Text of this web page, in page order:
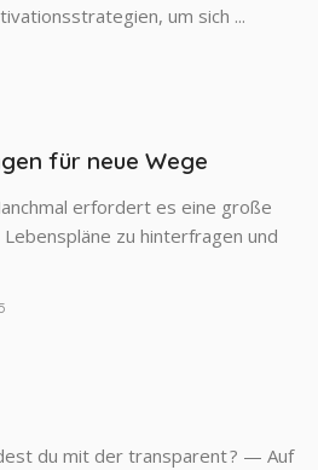
um sich ...
für neue Wege
erfordert es eine große
zu hinter­fragen und
du mit der transparent ? — Auf